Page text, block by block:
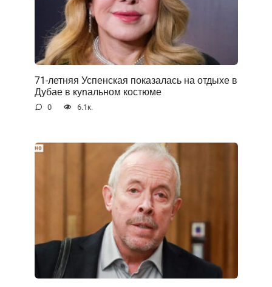
71-летняя Успенская показалась на отдыхе в
Дубае в куnальном костюме
0 6.1к.